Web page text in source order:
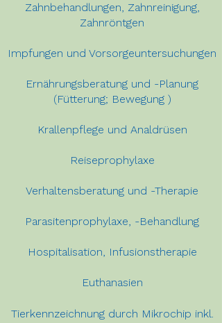
Zahnbehandlungen, Zahnreinigung,
Zahnröntgen
Impfungen und Vorsorgeuntersuchungen
Ernährungsberatung und -Planung
(Fütterung; Bewegung )
Krallenpflege und Analdrüsen
Reiseprophylaxe
Verhaltensberatung und -Therapie
Parasitenprophylaxe, -Behandlung
Hospitalisation, Infusionstherapie
Euthanasien
Tierkennzeichnung durch Mikrochip inkl.